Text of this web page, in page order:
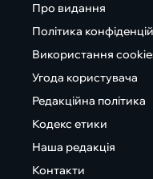
Про видання
Політика
Використання
Угода користувача
Редакційна політика
Кодекс етики
Наша редакція
Контакти